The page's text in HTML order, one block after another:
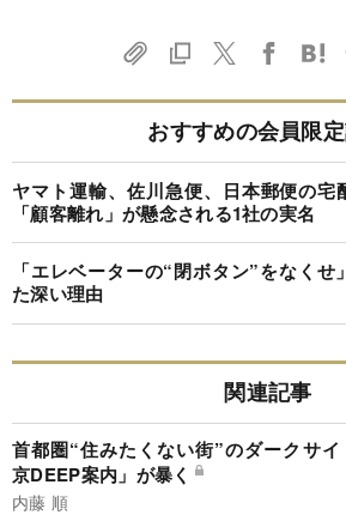
おすすめの会員限
ヤマト運輸、佐川急便、日本郵便の宅
「顧客離れ」が懸念される1社の実名
「エレベーターの“閉ボタン”をなく
た深い理由
関連記事
首都圏“住みたくない街”のダークサイ
京DEEP案内」が暴く
内藤 順